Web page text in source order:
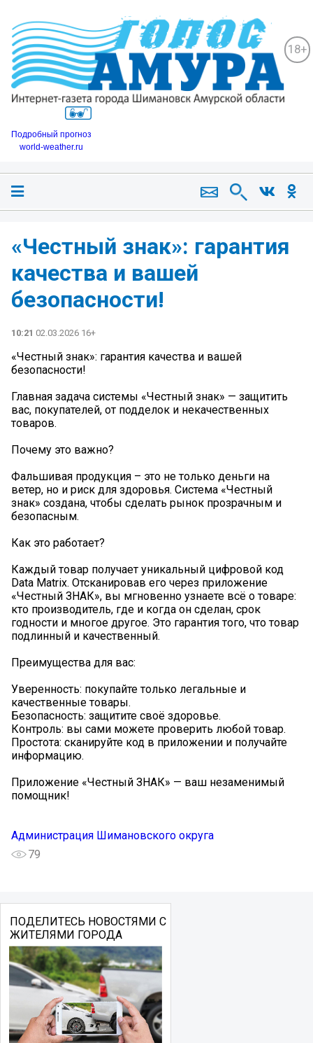
18+
Подробный прогноз
world-weather.ru
«Честный знак»: гарантия
качества и вашей
безопасности!
10:21 02.03.2026 16+
«Честный знак»: гарантия качества и вашей
безопасности!
Главная задача системы «Честный знак» — защитить
вас, покупателей, от подделок и некачественных
товаров.
Почему это важно?
Фальшивая продукция – это не только деньги на
ветер, но и риск для здоровья. Система «Честный
знак» создана, чтобы сделать рынок прозрачным и
безопасным.
Как это работает?
Каждый товар получает уникальный цифровой код
Data Matrix. Отсканировав его через приложение
«Честный ЗНАК», вы мгновенно узнаете всё о товаре:
кто производитель, где и когда он сделан, срок
годности и многое другое. Это гарантия того, что товар
подлинный и качественный.
Преимущества для вас:
️Уверенность: покупайте только легальные и
качественные товары.
️Безопасность: защитите своё здоровье.
️Контроль: вы сами можете проверить любой товар.
️Простота: сканируйте код в приложении и получайте
информацию.
Приложение «Честный ЗНАК» — ваш незаменимый
помощник!
Администрация Шимановского округа
79
ПОДЕЛИТЕСЬ НОВОСТЯМИ С
ЖИТЕЛЯМИ ГОРОДА